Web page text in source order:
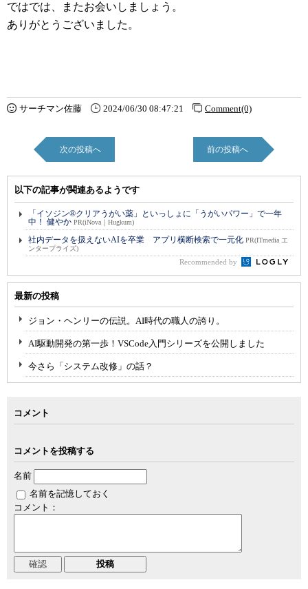
ではでは、またお会いしましょう。
ありがとうございました。
サーチマン佐藤 2024/06/30 08:47:21 Comment(0)
次の投稿へ 前の投稿へ
以下の記事が関連あるようです
「イソジン®クリアうがい薬」といっしょに「うがいパワー」で一年
中！ 健やか PR(iNova｜Hugkum)
社内データを扱えないAIを卒業 アプリ横断検索で一元化 PR(ITmedia エ
ンタープライズ)
Recommended by
最新の投稿
ジョン・ヘンリーの伝説。AI時代の職人の誇り。
AI駆動開発の第一歩！VSCode入門シリーズを公開しました
今さら「システム改修」の話？
コメント
コメントを投稿する
名前
名前を記憶しておく
コメント：